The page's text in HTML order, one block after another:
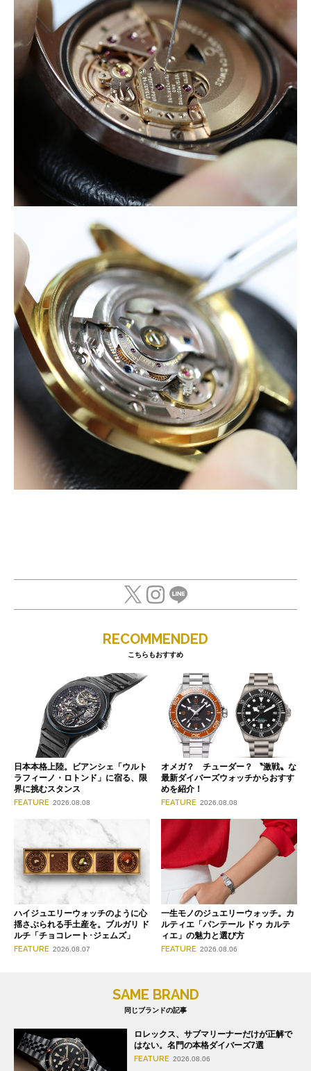
RECOMMENDED
こちらもおすすめ
日本本格上陸。ビアンシェ「ウルト
ラフィーノ・ロトンド」に宿る、限
界に挑むスタンス
FEATURE 2026.08.08
オメガ？ チューダー？ 〝激戦〟な
最新ダイバーズウォッチからおすす
めを紹介！
FEATURE 2026.08.08
ハイジュエリーウォッチのように心
揺さぶられる手土産を。ブルガリ ド
ルチ「チョコレート･ジェムズ」
FEATURE 2026.08.07
一生モノのジュエリーウォッチ。カ
ルティエ「パンテール ドゥ カルテ
ィエ」の魅力と選び方
FEATURE 2026.08.06
SAME BRAND
同じブランドの記事
ロレックス、サブマリーナーだけが正解で
はない。名門の本格ダイバーズ7選
FEATURE 2026.08.06